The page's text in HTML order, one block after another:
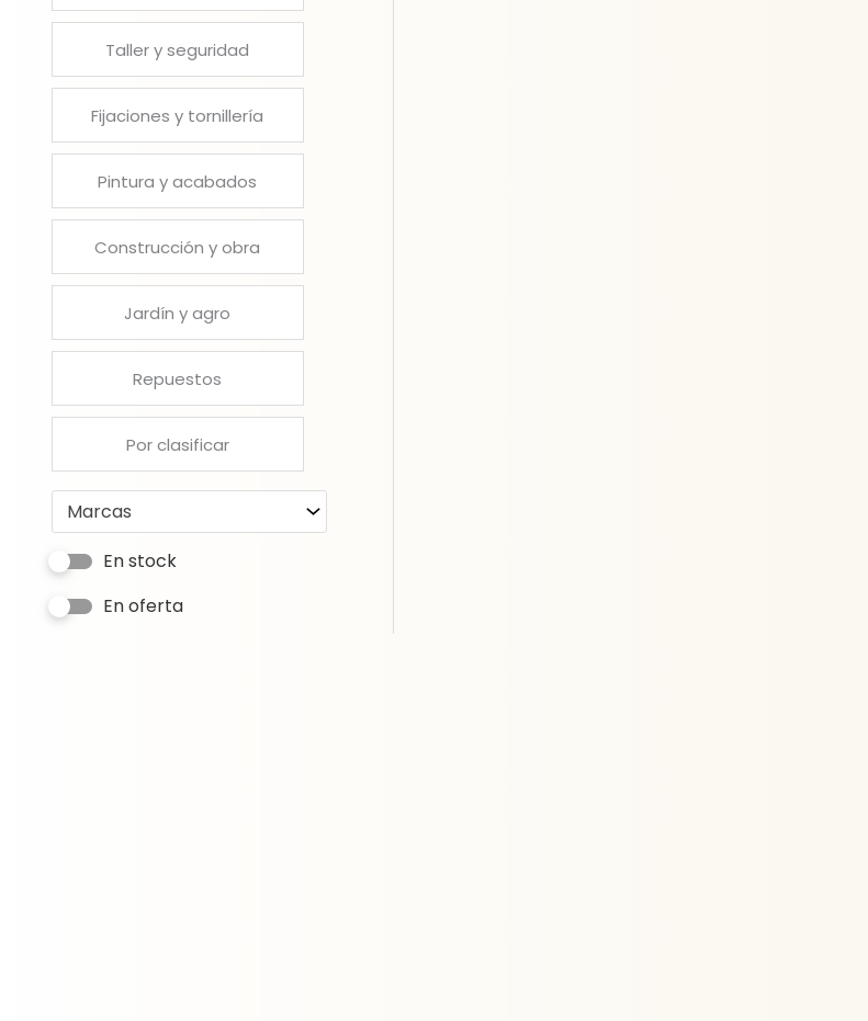
Taller y seguridad
Fijaciones y tornillería
Pintura y acabados
Construcción y obra
Jardín y agro
Repuestos
Por clasificar
Marcas
En stock
En oferta